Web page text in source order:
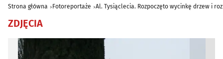
Strona główna Fotoreportaże Al. Tysiąclecia. Rozpoczęto wycinkę drzew i
ZDJĘCIA